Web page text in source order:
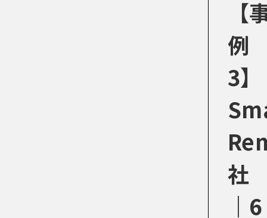
【
例
3】
社
｜6